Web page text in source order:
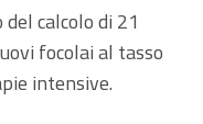
calcolo di 21
focolai al tasso
intensive.